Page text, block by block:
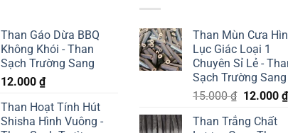
Than Gáo Dừa BBQ
Không Khói - Than
Sạch Trường Sang
12.000 ₫
Than Hoạt Tính Hút
Shisha Hình Vuông -
Than Mùn Cưa
Lục Giác Loại 1
Chuyên Sỉ Lẻ -
Sạch Trường Sang
15.000₫ Giá
là:
12.000 ₫
Than Trắng Chất